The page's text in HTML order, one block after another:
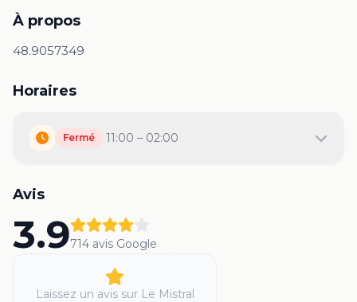
À propos
48.9057349
Horaires
Fermé 11:00 – 02:00
Avis
3.9714 avis Google
Laissez un avis sur Le Mistral